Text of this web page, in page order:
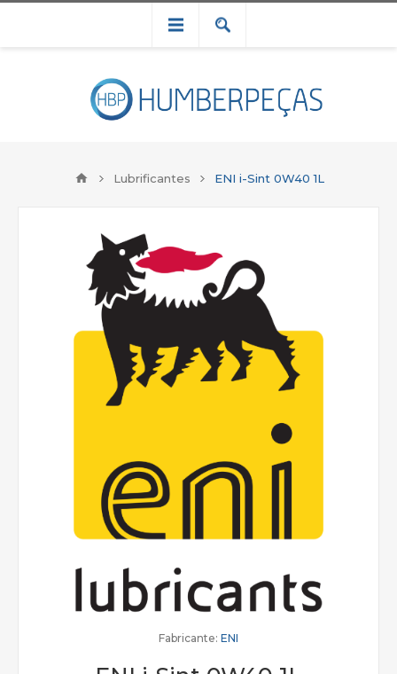
Lubrificantes ENI i-Sint 0W40 1L
Fabricante: ENI